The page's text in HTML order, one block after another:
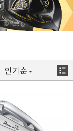
인기순